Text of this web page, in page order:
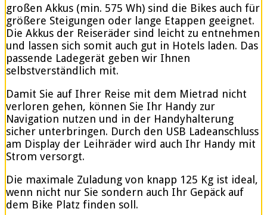
großen Akkus (min. 575 Wh) sind die Bikes auch für
größere Steigungen oder lange Etappen geeignet.
Die Akkus der Reiseräder sind leicht zu entnehmen
und lassen sich somit auch gut in Hotels laden. Das
passende Ladegerät geben wir Ihnen
selbstverständlich mit.
Damit Sie auf Ihrer Reise mit dem Mietrad nicht
verloren gehen, können Sie Ihr Handy zur
Navigation nutzen und in der Handyhalterung
sicher unterbringen. Durch den USB Ladeanschluss
am Display der Leihräder wird auch Ihr Handy mit
Strom versorgt.
Die maximale Zuladung von knapp 125 Kg ist ideal,
wenn nicht nur Sie sondern auch Ihr Gepäck auf
dem Bike Platz finden soll.